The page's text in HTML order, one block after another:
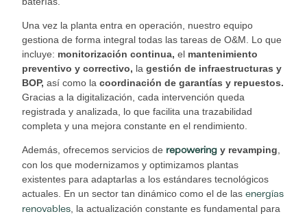
Una vez la planta entra en operación, nuestro equipo
gestiona de forma integral todas las tareas de O&M. Lo que
incluye: monitorización continua,el mantenimiento
preventivo y correctivo, lagestión de infraestructuras y
BOP,así como lacoordinación de garantías y repuestos.
Gracias a la digitalización, cada intervención queda
registrada y analizada, lo que facilita una trazabilidad
completa y una mejora constante en el rendimiento.
Además, ofrecemos servicios de repowering y revamping
con los que modernizamos y optimizamos plantas
existentes para adaptarlas a los estándares tecnológicos
actuales. En un sector tan dinámico como el de lasenergías
renovables , la actualización constante es fundamental para